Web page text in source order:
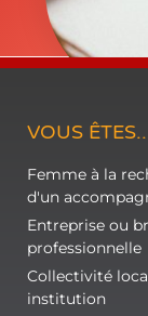
VOUS
Femme à la
d'un
Entreprise ou
professionnelle
Collectivité
institution